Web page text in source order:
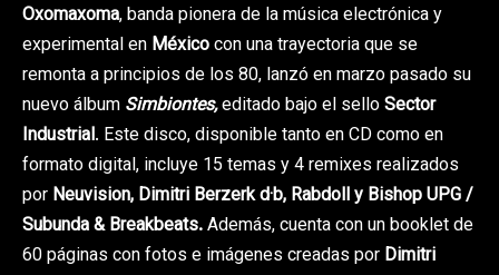
Oxomaxoma, banda pionera de la música electrónica y
experimental en Méxicocon una trayectoria que se
remonta a principios de los 80, lanzó en marzo pasado su
nuevo álbum Simbiontes,editado bajo el selloSector
Industrial. Este disco, disponible tanto en CD como en
formato digital, incluye 15 temas y 4 remixes realizados
por Neuvision, Dimitri Berzerk d·b, Rabdoll y Bishop UPG /
Subunda & Breakbeats.Además, cuenta con un booklet de
60 páginas con fotos e imágenes creadas por Dimitri